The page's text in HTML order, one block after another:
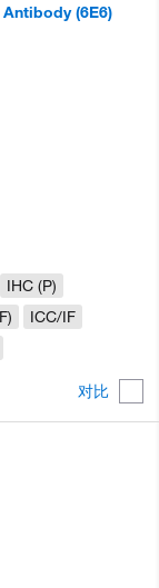
(6E6)
对比
IHC (P)
ICC/IF